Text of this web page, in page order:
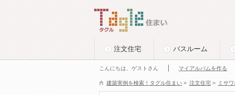
Tagle タグル 住まい
注文住宅 バスルーム
こんにちは、ゲストさん マイアルバムを作る
建築実例を検索！タグル住まい > 注文住宅> ミサ